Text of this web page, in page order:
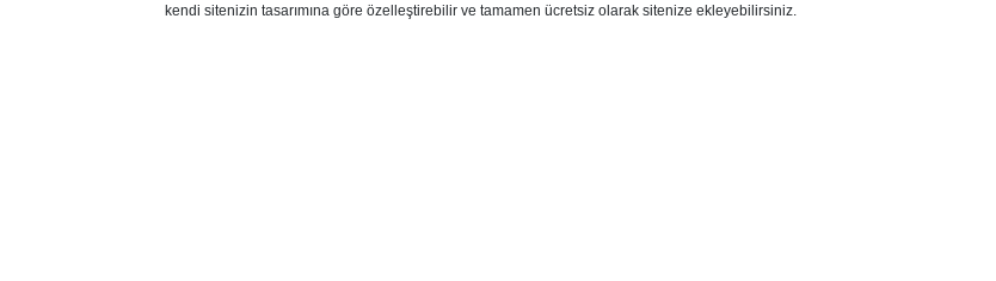
kendi sitenizin tasarımına göre özelleştirebilir ve tamamen ücretsiz olarak sitenize ekleyebilirsiniz.